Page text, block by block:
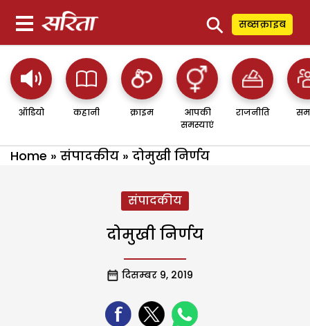
⚲ सब्सक्राइब
ऑडियो कहानी क्राइम
आपकी
समस्याएं
राजनीति
Home » संपादकीय » दोमुखी निर्णय
संपादकीय
दोमुखी निर्णय
दिसम्बर 9, 2019